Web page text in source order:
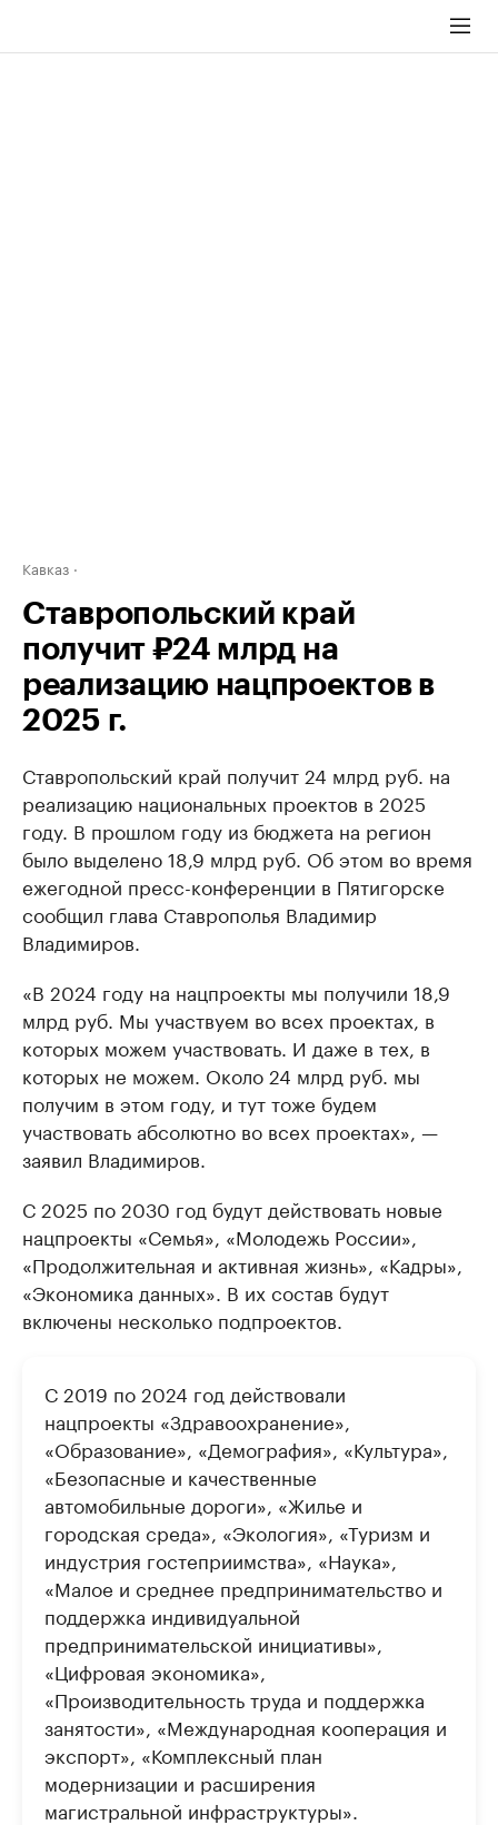
Кавказ
Ставропольский край
получит ₽24 млрд на
реализацию нацпроектов в
2025 г.
Ставропольский край получит 24 млрд руб. на
реализацию национальных проектов в 2025
году. В прошлом году из бюджета на регион
было выделено 18,9 млрд руб. Об этом во время
ежегодной пресс-конференции в Пятигорске
сообщил глава Ставрополья Владимир
Владимиров.
«В 2024 году на нацпроекты мы получили 18,9
млрд руб. Мы участвуем во всех проектах, в
которых можем участвовать. И даже в тех, в
которых не можем. Около 24 млрд руб. мы
получим в этом году, и тут тоже будем
участвовать абсолютно во всех проектах», —
заявил Владимиров.
С 2025 по 2030 год будут действовать новые
нацпроекты «Семья», «Молодежь России»,
«Продолжительная и активная жизнь», «Кадры»,
«Экономика данных». В их состав будут
включены несколько подпроектов.
С 2019 по 2024 год действовали
нацпроекты «Здравоохранение»,
«Образование», «Демография», «Культура»,
«Безопасные и качественные
автомобильные дороги», «Жилье и
городская среда», «Экология», «Туризм и
индустрия гостеприимства», «Наука»,
«Малое и среднее предпринимательство и
поддержка индивидуальной
предпринимательской инициативы»,
«Цифровая экономика»,
«Производительность труда и поддержка
занятости», «Международная кооперация и
экспорт», «Комплексный план
модернизации и расширения
магистральной инфраструктуры».